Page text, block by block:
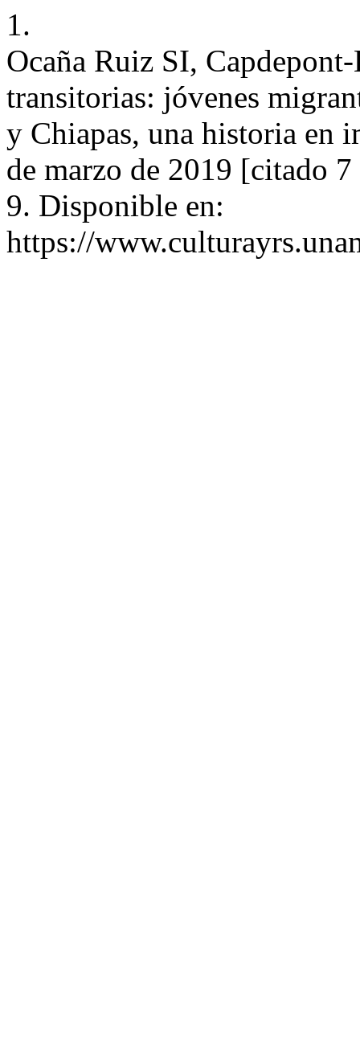
1.
Ocaña Ruiz SI,
transitorias: jóvenes
y Chiapas, una historia en
de marzo de 2019 [citado
9. Disponible en:
https://